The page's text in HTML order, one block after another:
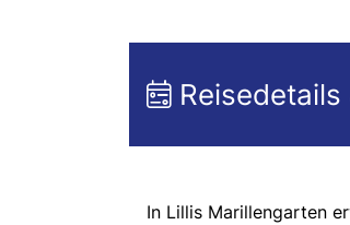
In Lillis Marillengarten